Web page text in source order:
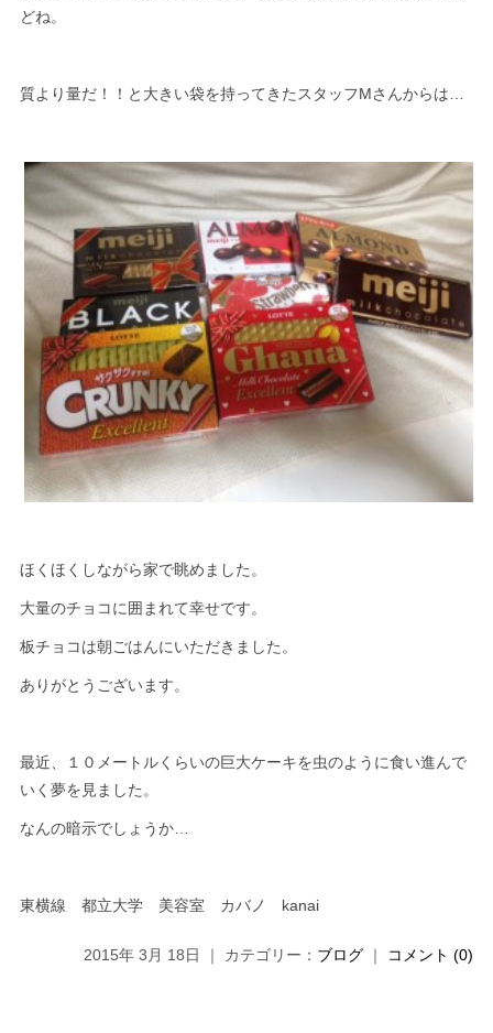
どね。
質より量だ！！と大きい袋を持ってきたスタッフMさんからは…
ほくほくしながら家で眺めました。
大量のチョコに囲まれて幸せです。
板チョコは朝ごはんにいただきました。
ありがとうございます。
最近、１０メートルくらいの巨大ケーキを虫のように食い進んで
いく夢を見ました。
なんの暗示でしょうか…
東横線 都立大学 美容室 カバノ kanai
2015年 3月 18日 ｜ カテゴリー： ブログ ｜ コメント (0)